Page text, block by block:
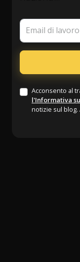
Email di lavoro
Acconsento al
l'Informativa
notizie sul